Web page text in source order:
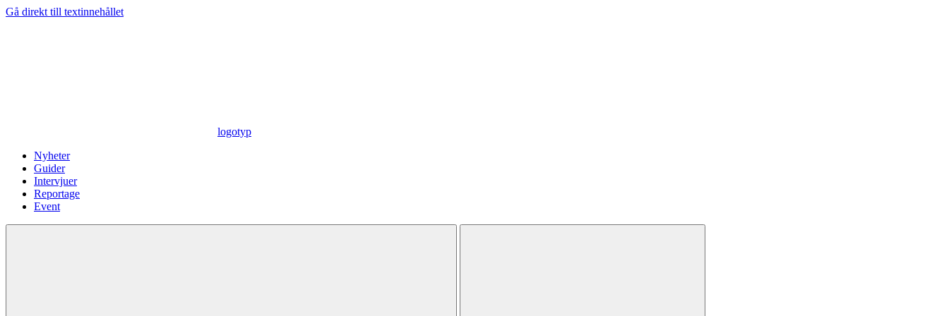
Gå direkt till textinnehållet
logotyp
Nyheter
Guider
Intervjuer
Reportage
Event